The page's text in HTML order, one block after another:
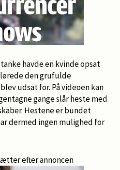
havde en kvinde opsat
den grufulde
udsat for. På videoen kan
gange slår heste med
Hestene er bundet
dermed ingen mulighed for
efter annoncen